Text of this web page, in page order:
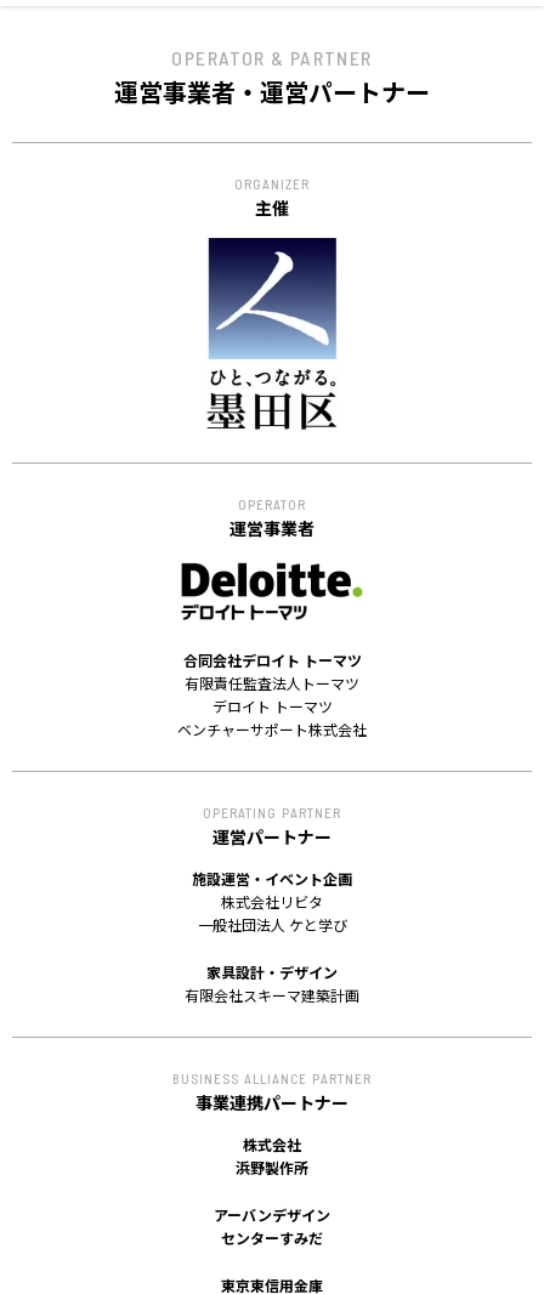
OPERATOR & PARTNER
運営事業者・運営パートナー
ORGANIZER
主催
OPERATOR
運営事業者
合同会社デロイト トーマツ
有限責任監査法人トーマツ
デロイト トーマツ
ベンチャーサポート株式会社
OPERATING PARTNER
運営パートナー
施設運営・イベント企画
株式会社リビタ
一般社団法人 ケと学び
家具設計・デザイン
有限会社スキーマ建築計画
BUSINESS ALLIANCE PARTNER
事業連携パートナー
株式会社
浜野製作所
アーバンデザイン
センターすみだ
東京東信用金庫